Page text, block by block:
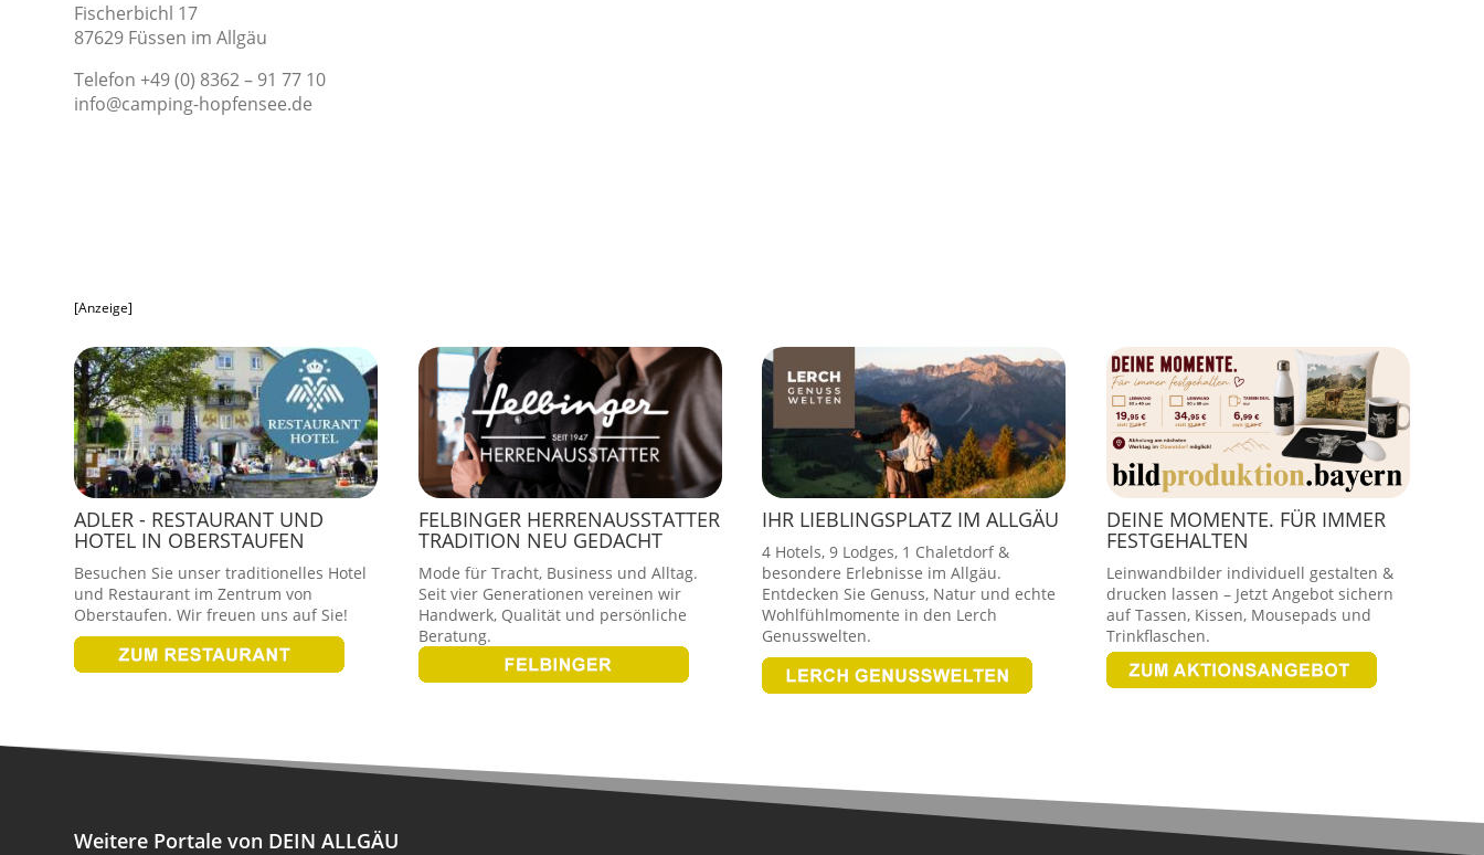
Fischerbichl 17
87629 Füssen im Allgäu
Telefon +49 (0) 8362 – 91 77 10
info@camping-hopfensee.de
[Anzeige]
ADLER - RESTAURANT UND
HOTEL IN OBERSTAUFEN
Besuchen Sie unser traditionelles Hotel
und Restaurant im Zentrum von
Oberstaufen. Wir freuen uns auf Sie!
FELBINGER HERRENAUSSTATTER
TRADITION NEU GEDACHT
Mode für Tracht, Business und Alltag.
Seit vier Generationen vereinen wir
Handwerk, Qualität und persönliche
Beratung.
IHR LIEBLINGSPLATZ IM ALLGÄU
4 Hotels, 9 Lodges, 1 Chaletdorf &
besondere Erlebnisse im Allgäu.
Entdecken Sie Genuss, Natur und echte
Wohlfühlmomente in den Lerch
Genusswelten.
DEINE MOMENTE. FÜR IMMER
FESTGEHALTEN
Leinwandbilder individuell gestalten &
drucken lassen – Jetzt Angebot sichern
auf Tassen, Kissen, Mousepads und
Trinkflaschen.
Weitere Portale von DEIN ALLGÄU